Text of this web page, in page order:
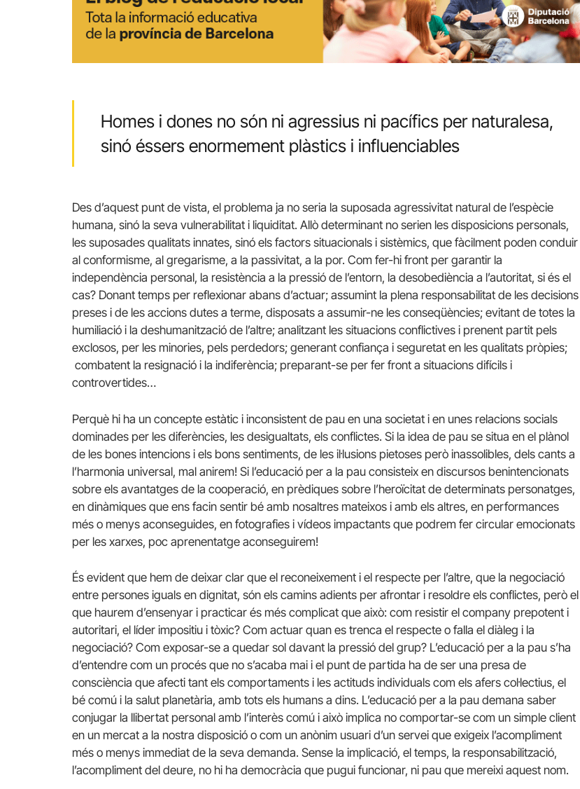
Homes i dones no són ni agressius ni pacífics per naturalesa,
sinó éssers enormement plàstics i influenciables
Des d’aquest punt de vista, el problema ja no seria la suposada agressivitat natural de l’espècie
humana, sinó la seva vulnerabilitat i liquiditat. Allò determinant no serien les disposicions personals,
les suposades qualitats innates, sinó els factors situacionals i sistèmics, que fàcilment poden conduir
al conformisme, al gregarisme, a la passivitat, a la por. Com fer-hi front per garantir la
independència personal, la resistència a la pressió de l’entorn, la desobediència a l’autoritat, si és el
cas? Donant temps per reflexionar abans d’actuar; assumint la plena responsabilitat de les decisions
preses i de les accions dutes a terme, disposats a assumir-ne les conseqüències; evitant de totes la
humiliació i la deshumanització de l’altre; analitzant les situacions conflictives i prenent partit pels
exclosos, per les minories, pels perdedors; generant confiança i seguretat en les qualitats pròpies;
combatent la resignació i la indiferència; preparant-se per fer front a situacions difícils i
controvertides…
Perquè hi ha un concepte estàtic i inconsistent de pau en una societat i en unes relacions socials
dominades per les diferències, les desigualtats, els conflictes. Si la idea de pau se situa en el plànol
de les bones intencions i els bons sentiments, de les il·lusions pietoses però inassolibles, dels cants a
l’harmonia universal, mal anirem! Si l’educació per a la pau consisteix en discursos benintencionats
sobre els avantatges de la cooperació, en prèdiques sobre l’heroïcitat de determinats personatges,
en dinàmiques que ens facin sentir bé amb nosaltres mateixos i amb els altres, en performances
més o menys aconseguides, en fotografies i vídeos impactants que podrem fer circular emocionats
per les xarxes, poc aprenentatge aconseguirem!
És evident que hem de deixar clar que el reconeixement i el respecte per l’altre, que la negociació
entre persones iguals en dignitat, són els camins adients per afrontar i resoldre els conflictes, però el
que haurem d’ensenyar i practicar és més complicat que això: com resistir el company prepotent i
autoritari, el líder impositiu i tòxic? Com actuar quan es trenca el respecte o falla el diàleg i la
negociació? Com exposar-se a quedar sol davant la pressió del grup? L’educació per a la pau s’ha
d’entendre com un procés que no s’acaba mai i el punt de partida ha de ser una presa de
consciència que afecti tant els comportaments i les actituds individuals com els afers col·lectius, el
bé comú i la salut planetària, amb tots els humans a dins. L’educació per a la pau demana saber
conjugar la llibertat personal amb l’interès comú i això implica no comportar-se com un simple client
en un mercat a la nostra disposició o com un anònim usuari d’un servei que exigeix l’acompliment
més o menys immediat de la seva demanda. Sense la implicació, el temps, la responsabilització,
l’acompliment del deure, no hi ha democràcia que pugui funcionar, ni pau que mereixi aquest nom.